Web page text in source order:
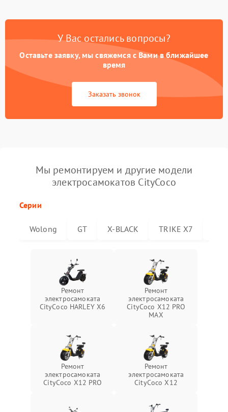
У Вас остались вопросы?
Оставьте заявку, мы свяжемся с Вами в ближайшее
время
Заказать звонок
Мы ремонтируем и другие модели
электросамокатов CityCoco
Серии
Wolong GT X-BLACK TRIKE X7
Ремонт
электросамоката
CityCoco HARLEY X6
Ремонт
электросамоката
CityCoco X12 PRO
MAX
Ремонт
электросамоката
CityCoco X12 PRO
Ремонт
электросамоката
CityCoco X12